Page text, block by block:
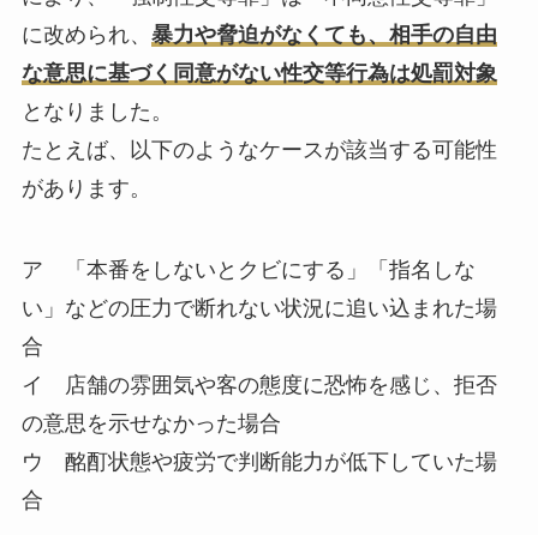
に改められ、 暴力や脅迫がなくても、相手の自由
な意思に基づく同意がない性交等行為は処罰対象
となりました。
たとえば、以下のようなケースが該当する可能性
があります。
ア 「本番をしないとクビにする」「指名しな
い」などの圧力で断れない状況に追い込まれた場
合
イ 店舗の雰囲気や客の態度に恐怖を感じ、拒否
の意思を示せなかった場合
ウ 酩酊状態や疲労で判断能力が低下していた場
合